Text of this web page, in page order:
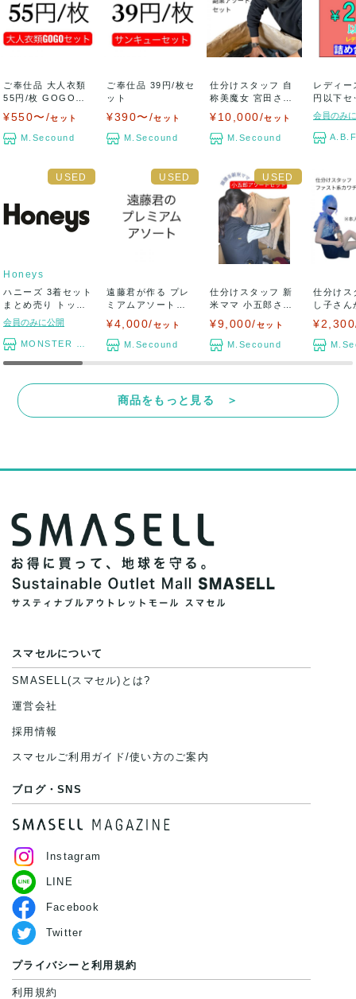
ご奉仕品 大人衣類
55円/枚 GOGOセ
ット
¥550〜/セット
M.Secound
ご奉仕品 39円/枚セ
ット
¥390〜/セット
M.Secound
仕分けスタッフ 自
称美魔女 宮田さん
が作る アパレ...
¥10,000/セット
M.Secound
レディ
円以下
ス カジ
会員のみ
Honeys
ハニーズ 3着セット
まとめ売り トップ
ス ボトム...
会員のみに公開
MONSTER TYM
遠藤君が作る プレ
ミアムアソートセ
¥4,000/セット
M.Secound
仕分けスタッフ 新
米ママ 小五郎さん
¥9,000/セット
M.Secound
仕分けス
し子さ
商品をもっと見る ＞
スマセルについて
SMASELL(スマセル)とは?
運営会社
採用情報
スマセルご利用ガイド/使い方のご案内
ブログ・SNS
Instagram
LINE
Facebook
Twitter
プライバシーと利用規約
利用規約